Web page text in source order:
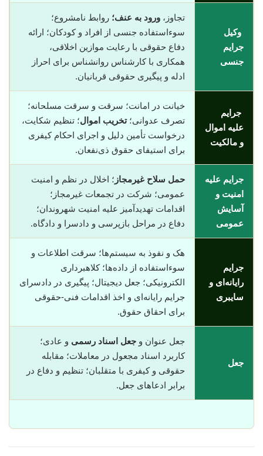
وکیل
جرایم
جنسی
تجاوز، ورود به عنف؛ روابط نامشروع؛
سوءاستفاده جنسی از افراد و کودکان؛ ارائه
دفاع حقوقی با رعایت موازین اخلاقی،
همکاری با کارشناس روانشناس برای احراز
ادله و پیگیری حقوقی قربانیان.
جرایم
علیه اموال
و مالکیت
خیانت در امانت؛ سرقت و سرقت مسلحانه؛
تصرف عدوانی؛تخریب اموال؛ تنظیم شکایت،
درخواست تأمین دلیل و اجرای احکام کیفری
برای استیفای حقوق ذی‌نفعان.
جرایم علیه
امنیت و
آسایش
عمومی
حمل سلاح غیرمجاز ؛ اخلال در نظم و امنیت
عمومی؛ شرکت در تجمعات غیرمجاز؛
اقدامات تهدیدآمیز علیه امنیت شهروندان؛
دفاع در مراحل بازپرسی و دادسرا و دادگاه.
جرایم
رایانه‌ای و
سایبری
هک و نفوذ به سیستم‌ها؛ سرقت اطلاعات و
سوء‌استفاده از داده‌ها؛ کلاهبرداری
الکترونیکی؛ جعل دیجیتال؛ پیگیری در دادسرای
جرایم رایانه‌ای و اخذ اقدامات فنی-حقوقی
برای احقاق حقوق.
جعل
جعل عنوان و جعل اسناد رسمی و عادی؛
کاربرد اسناد مجعول در معاملات؛ مقابله
حقوقی و کیفری با متقلبان؛ تنظیم و دفاع در
برابر ادعاهای جعل.